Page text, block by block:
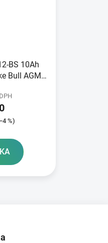
BS 10Ah
Bull AGM
%)